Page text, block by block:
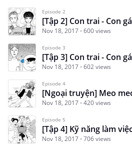
Episode 2
[Tập 2] Con trai - Con
Nov 18, 2017 600 views
Episode 3
[Tập 3] Con trai - Con
Nov 18, 2017 602 views
Episode 4
[Ngoại truyện] Meo
Nov 18, 2017 420 views
Episode 5
[Tập 4] Kỹ năng làm
Nov 18, 2017 706 views